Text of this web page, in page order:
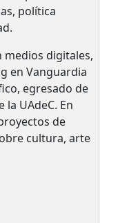
política
medios digitales,
en Vanguardia
egresado de
la UAdeC. En
de
cultura, arte